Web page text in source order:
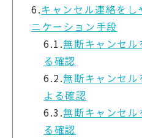
6.キャンセル連絡を
ニケーション手段
6.1.無断キャンセ
る確認
6.2.無断キャンセ
よる確認
6.3.無断キャンセ
る確認